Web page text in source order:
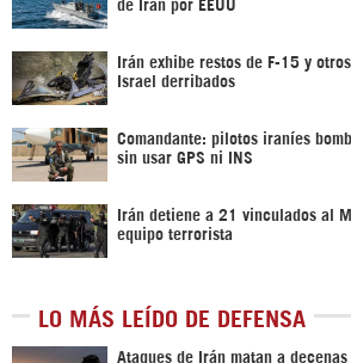
de Irán por EEUU
Irán exhibe restos de F-15 y
Israel derribados
Comandante: pilotos iraníes
sin usar GPS ni INS
Irán detiene a 21 vinculados al
equipo terrorista
LO MÁS LEÍDO DE DEFENSA
Ataques de Irán matan a decenas